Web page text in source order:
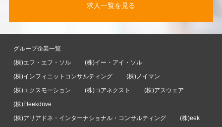
求人一覧を見る
グループ企業一覧
(株)エフ・エフ・ソル
(株)イー・アイ・ソル
(株)インフィニットコンサルティング
(株)ノイマン
(株)エクスモーション
(株)コアネクスト
(株)アスウェア
(株)Fleekdrive
(株)アリアドネ・インターナショナル・コンサルティング
(株)eek